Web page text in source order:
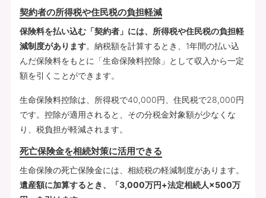
契約者の所得税や住民税の負担軽減
保険料を払い込む「契約者」には、所得税や住民税の負担軽
減制度があります。納税額を計算するとき、1年間の払い込
んだ保険料をもとに「生命保険料控除」として収入から一定
額を引くことができます。
生命保険料控除は、所得税で40,000円、住民税で28,000円
です。控除が適用されると、その分税金対象額が少なくな
り、税負担が軽減されます。
死亡保険金を相続対策に活用できる
生命保険の死亡保険金には、相続税の軽減制度があります。
遺産額に加算するとき、「3,000万円+法定相続人×500万